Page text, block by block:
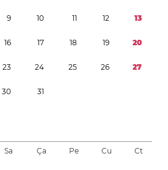
9 10 11 12 13
16 17 18 19 20
23 24 25 26 27
30 31
Sa Ça Pe Cu Ct